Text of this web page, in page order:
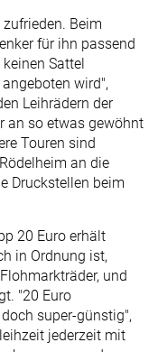
Beim
für ihn passend
Sattel
wird",
Leihrädern der
an so etwas gewöhnt
Touren sind
an die
Druckstellen beim
20 Euro erhält
in Ordnung ist,
und
"20 Euro
super-günstig",
jederzeit mit